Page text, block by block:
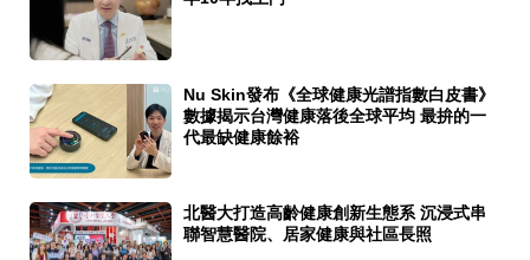
Nu Skin發布《全球健康光譜指數白皮書》
數據揭示台灣健康落後全球平均 最拚的一
代最缺健康餘裕
北醫大打造高齡健康創新生態系 沉浸式串
聯智慧醫院、居家健康與社區長照